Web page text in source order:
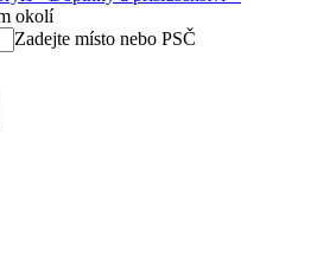
okolí
Zadejte místo nebo PSČ